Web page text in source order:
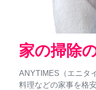
家の掃除
ANYTIMES（エニタ
料理などの家事を格